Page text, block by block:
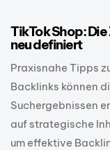
TikTok Shop:
neu definiert
Praxisnahe Tipps
Backlinks können
Suchergebnissen
auf strategische
um effektive